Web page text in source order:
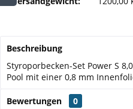
Beschreibung
Styroporbecken-Set Power S
Pool mit einer 0,8 mm
Bewertungen
0